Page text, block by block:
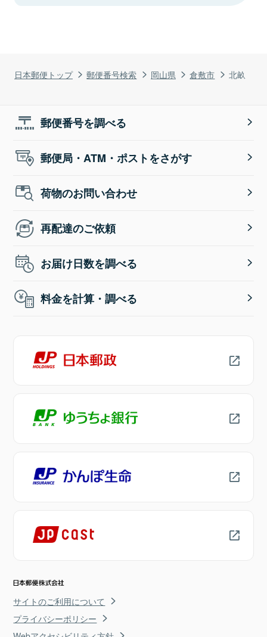
日本郵便トップ 郵便番号検索 岡山県 倉敷市 北畝
郵便番号を調べる
郵便局・ATM・ポストをさがす
荷物のお問い合わせ
再配達のご依頼
お届け日数を調べる
料金を計算・調べる
サイトのご利用について
プライバシーポリシー